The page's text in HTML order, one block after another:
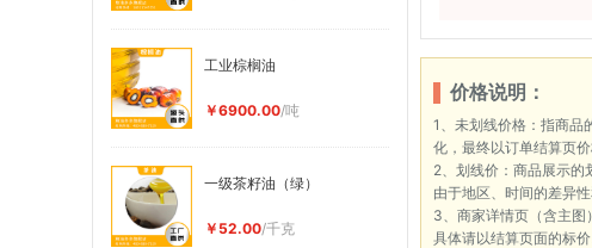
工业棕榈油
￥6900.00/吨
一级茶籽油（绿）
￥52.00/千克
价格说明：
1、未划线价格：指商品
化，最终以订单结算页价
2、划线价：商品展示的
由于地区、时间的差异
3、商家详情页（含主图
具体请以结算页面的标